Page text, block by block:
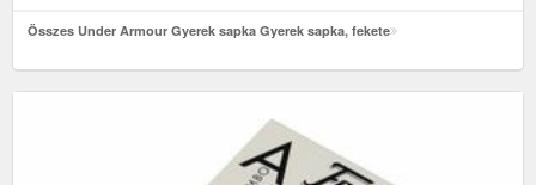
Összes Under Armour Gyerek sapka Gyerek sapka, fekete